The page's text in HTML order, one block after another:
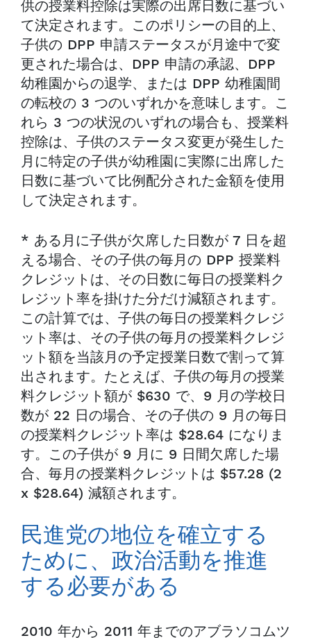
供の授業料控除は実際の出席日数に基づい
て決定されます。このポリシーの目的上、
子供の DPP 申請ステータスが月途中で変
更された場合は、DPP 申請の承認、DPP
幼稚園からの退学、または DPP 幼稚園間
の転校の 3 つのいずれかを意味します。こ
れら 3 つの状況のいずれの場合も、授業料
控除は、子供のステータス変更が発生した
月に特定の子供が幼稚園に実際に出席した
日数に基づいて比例配分された金額を使用
して決定されます。
* ある月に子供が欠席した日数が 7 日を超
える場合、その子供の毎月の DPP 授業料
クレジットは、その日数に毎日の授業料ク
レジット率を掛けた分だけ減額されます。
この計算では、子供の毎日の授業料クレジ
ット率は、その子供の毎月の授業料クレジ
ット額を当該月の予定授業日数で割って算
出されます。たとえば、子供の毎月の授業
料クレジット額が $630 で、9 月の学校日
数が 22 日の場合、その子供の 9 月の毎日
の授業料クレジット率は $28.64 になりま
す。この子供が 9 月に 9 日間欠席した場
合、毎月の授業料クレジットは $57.28 (2
x $28.64) 減額されます。
民進党の地位を確立する
ために、政治活動を推進
する必要がある
2010 年から 2011 年までのアブラソコムツ